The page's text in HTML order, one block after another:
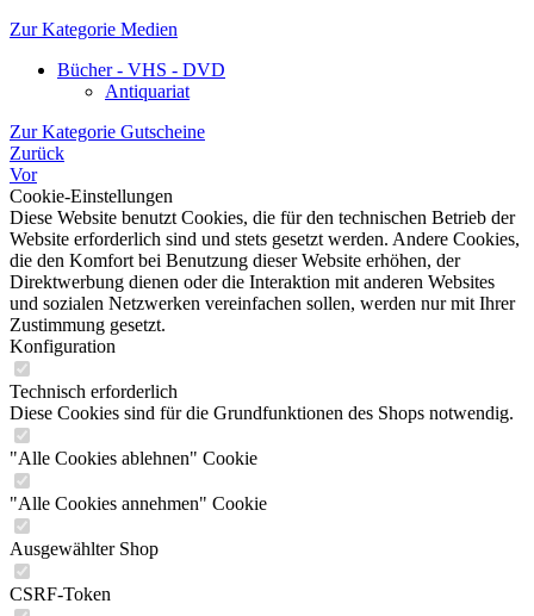
Zur Kategorie Medien
Bücher - VHS - DVD
Antiquariat
Zur Kategorie Gutscheine
Zurück
Vor
Cookie-Einstellungen
Diese Website benutzt Cookies, die für den technischen Betrieb der
Website erforderlich sind und stets gesetzt werden. Andere Cookies,
die den Komfort bei Benutzung dieser Website erhöhen, der
Direktwerbung dienen oder die Interaktion mit anderen Websites
und sozialen Netzwerken vereinfachen sollen, werden nur mit Ihrer
Zustimmung gesetzt.
Konfiguration
Technisch erforderlich
Diese Cookies sind für die Grundfunktionen des Shops notwendig.
"Alle Cookies ablehnen" Cookie
"Alle Cookies annehmen" Cookie
Ausgewählter Shop
CSRF-Token